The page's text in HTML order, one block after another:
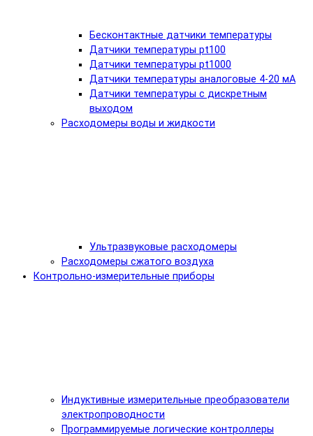
Бесконтактные датчики температуры
Датчики температуры pt100
Датчики температуры pt1000
Датчики температуры аналоговые 4-20 мА
Датчики температуры с дискретным
выходом
Расходомеры воды и жидкости
Ультразвуковые расходомеры
Расходомеры сжатого воздуха
Контрольно-измерительные приборы
Индуктивные измерительные преобразователи
электропроводности
Программируемые логические контроллеры